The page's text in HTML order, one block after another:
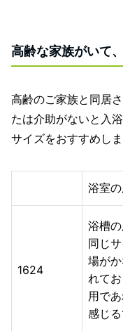
高齢な家族がいて
高齢のご家族と同居
たは介助がないと入
サイズをおすすめしま
浴室の
1624
浴槽
同じ
場が
れて
用で
感じる